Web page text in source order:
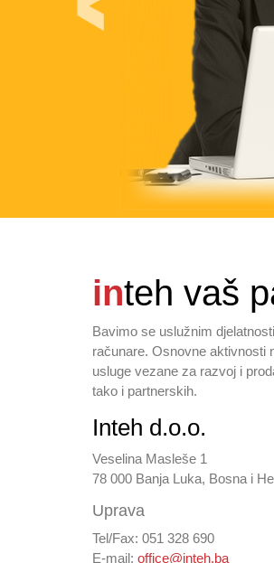
inteh vaš
Bavimo se uslužnim
računare. Osnovne aktivnosti
usluge vezane za razvoj i
tako i partnerskih.
Inteh d.o.o.
Veselina Masleše 1
78 000 Banja Luka, Bosna i
Uprava
Tel/Fax: 051 328 690
E-mail: office@inteh.ba